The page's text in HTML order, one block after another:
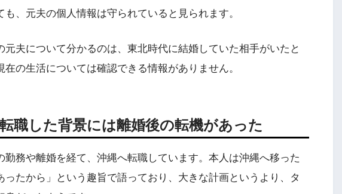
、元夫の個人情報は守られていると見られます。
元夫について分かるのは、東北時代に結婚していた相手がいたと
の生活については確認できる情報がありません。
職した背景には離婚後の転機があった
勤務や離婚を経て、沖縄へ転職しています。本人は沖縄へ移った
ったから」という趣旨で語っており、大きな計画というより、タ